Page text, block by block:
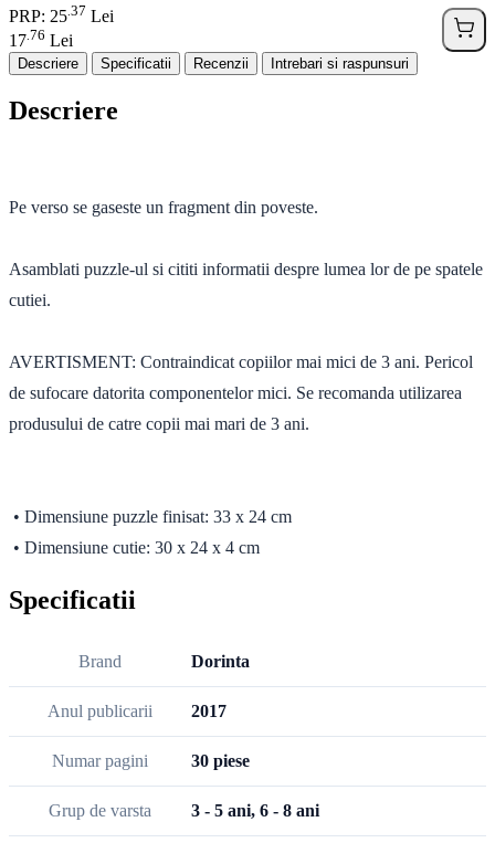
PRP: 25 37 Lei
17 76 Lei
Descriere Specificatii Recenzii Intrebari si raspunsuri
Descriere
Pe verso se gaseste un fragment din poveste.
Asamblati puzzle-ul si cititi informatii despre lumea lor de pe spatele
cutiei.
AVERTISMENT: Contraindicat copiilor mai mici de 3 ani. Pericol
de sufocare datorita componentelor mici. Se recomanda utilizarea
produsului de catre copii mai mari de 3 ani.
• Dimensiune puzzle finisat: 33 x 24 cm
• Dimensiune cutie: 30 x 24 x 4 cm
Specificatii
Brand Dorinta
Anul publicarii 2017
Numar pagini 30 piese
Grup de varsta 3 - 5 ani, 6 - 8 ani